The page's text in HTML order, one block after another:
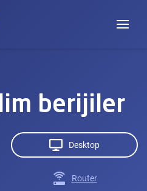
berijiler
Desktop
Router